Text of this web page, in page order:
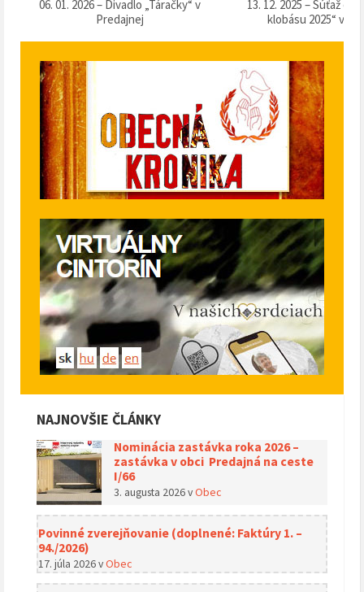
06. 01. 2026 – Divadlo „Táračky“ v
Predajnej
13. 12. 2025 – Súťaž o
klobásu 2025“ v
NAJNOVŠIE ČLÁNKY
Nominácia zastávka roka 2026 –
zastávka v obci Predajná na ceste
I/66
3. augusta 2026vObec
Povinné zverejňovanie (doplnené: Faktúry 1. –
94./2026)
17. júla 2026vObec